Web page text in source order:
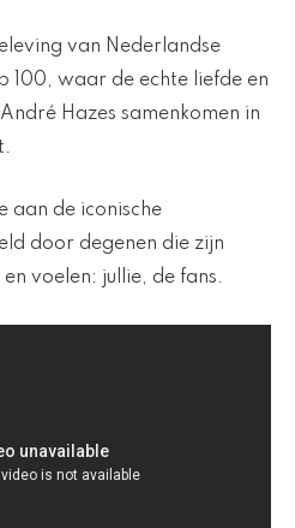
van Nederlandse
100, waar de echte liefde en
Hazes samenkomen in
aan de iconische
door degenen die zijn
voelen: jullie, de fans.